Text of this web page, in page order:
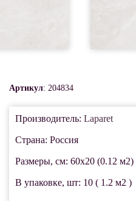
Артикул: 204834
Производитель: Laparet
Страна: Россия
Размеры, см: 60x20 (0.12 м2)
В упаковке, шт: 10 ( 1.2 м2 )